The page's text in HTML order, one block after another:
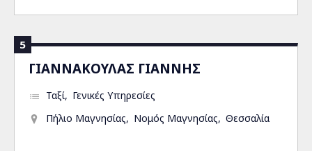
5
ΓΙΑΝΝΑΚΟΥΛΑΣ ΓΙΑΝΝΗΣ
Ταξί
Γενικές Υπηρεσίες
Πήλιο Μαγνησίας
Νομός Μαγνησίας Θεσσαλία